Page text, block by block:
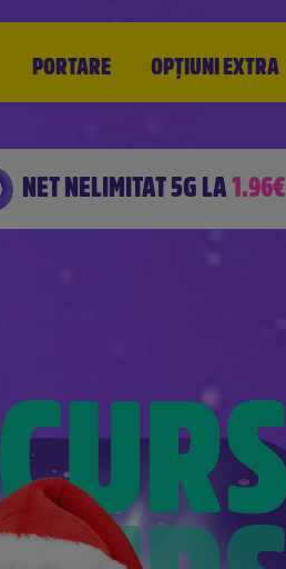
NET NELIMITAT 5GLA1.96€
PORTARE OPȚIUNIEXTRA